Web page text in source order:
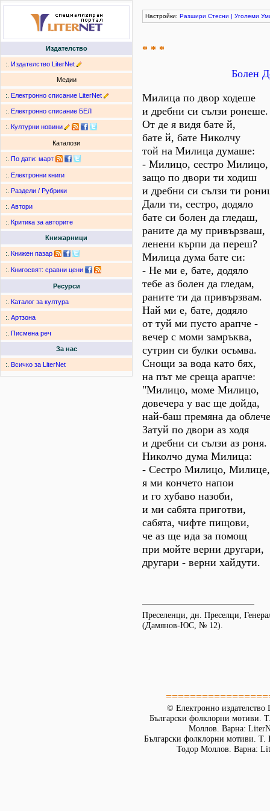
Издателство
:. Издателство LiterNet
Медии
:. Електронно списание LiterNet
:. Електронно списание БЕЛ
:. Културни новини
Каталози
:. По дати: март
:. Електронни книги
:. Раздели / Рубрики
:. Автори
:. Критика за авторите
Книжарници
:. Книжен пазар
:. Книгосвят: сравни цени
Ресурси
:. Каталог за култура
:. Артзона
:. Писмена реч
За нас
:. Всичко за LiterNet
Настройки: Разшири Стесни | Уголеми
* * *
Болен
Милица по двор ходеше
и дребни си сълзи ронеше.
От де я видя бате й,
бате й, бате Николчу
той на Милица думаше:
- Милицо, сестро Милицо,
защо по двори ти ходиш
и дребни си сълзи ти
Дали ти, сестро, додяло
бате си болен да гледаш,
раните да му привързваш,
ленени кърпи да переш?
Милица дума бате си:
- Не ми е, бате, додяло
тебе аз болен да гледам,
раните ти да привързвам.
Най ми е, бате, додяло
от туй ми пусто арапче -
вечер с моми замръква,
сутрин си булки осъмва.
Снощи за вода като бях,
на път ме среща арапче:
"Милицо, моме Милицо,
довечера у вас ще дойда,
най-баш премяна да
Затуй по двори аз ходя
и дребни си сълзи аз роня.
Николчо дума Милица:
- Сестро Милицо, Милице,
я ми кончето напои
и го хубаво назоби,
и ми сабята приготви,
сабята, чифте пищови,
че аз ще ида за помощ
при мойте верни другари,
другари - верни хайдути.
Преселенци, дн. Преселци,
(Дамянов-ЮС, № 12).
© Електронно издателство
Български фолклорни мотиви.
Моллов. Варна:
Български фолклорни мотиви.
Тодор Моллов. Варна: